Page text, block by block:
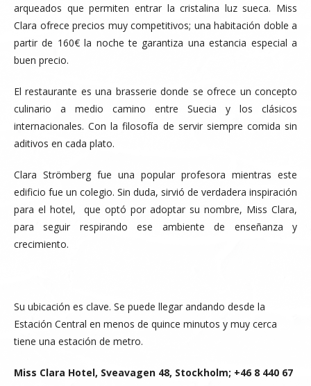
arqueados que permiten entrar la cristalina luz sueca. Miss
Clara ofrece precios muy competitivos; una habitación doble a
partir de 160€ la noche te garantiza una estancia especial a
buen precio.
El restaurante es una brasserie donde se ofrece un concepto
culinario a medio camino entre Suecia y los clásicos
internacionales. Con la filosofía de servir siempre comida sin
aditivos en cada plato.
Clara Strömberg fue una popular profesora mientras este
edificio fue un colegio. Sin duda, sirvió de verdadera inspiración
para el hotel, que optó por adoptar su nombre, Miss Clara,
para seguir respirando ese ambiente de enseñanza y
crecimiento.
Su ubicación es clave. Se puede llegar andando desde la
Estación Central en menos de quince minutos y muy cerca
tiene una estación de metro.
Miss Clara Hotel, Sveavagen 48, Stockholm; +46 8 440 67